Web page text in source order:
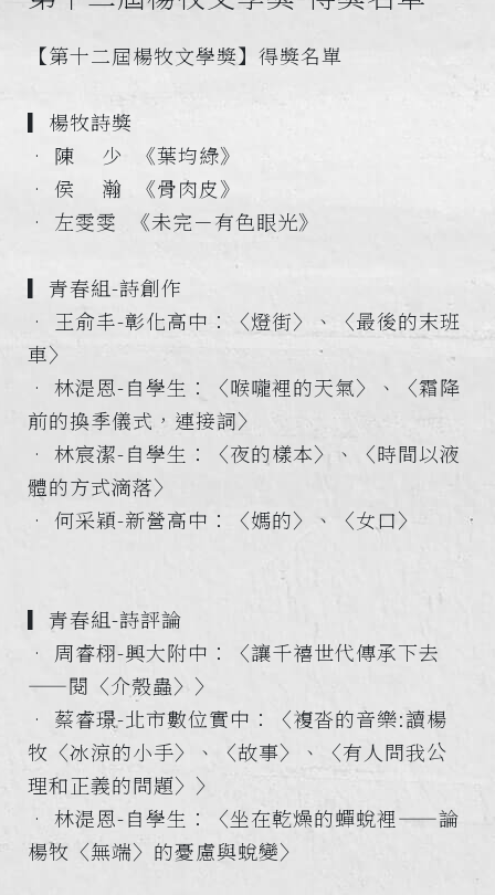
【第十二屆楊牧文學獎】得獎名單
▎楊牧詩獎
• 陳 ​ ​ ​ 少 ​ 《葉均綠》
• 侯 ​ ​ ​ 瀚 ​ 《骨肉皮》
• 左雯雯 《未完－有色眼光》
▎青春組-詩創作
• 王俞丰-彰化高中：〈燈街〉、〈最後的末班
車〉
• 林湜恩-自學生：〈喉嚨裡的天氣〉、〈霜降
前的換季儀式，連接詞〉
• 林宸潔-自學生：〈夜的樣本〉、〈時間以液
體的方式滴落〉
• 何采穎-新營高中：〈媽的〉、〈女口〉
▎青春組-詩評論
• 周睿栩-興大附中：〈讓千禧世代傳承下去
——閱〈介殼蟲〉〉
• 蔡睿璟-北市數位實中：〈複沓的音樂:讀楊
牧〈冰涼的小手〉、〈故事〉、〈有人問我公
理和正義的問題〉〉
• 林湜恩-自學生：〈坐在乾燥的蟬蛻裡——論
楊牧〈無端〉的憂慮與蛻變〉